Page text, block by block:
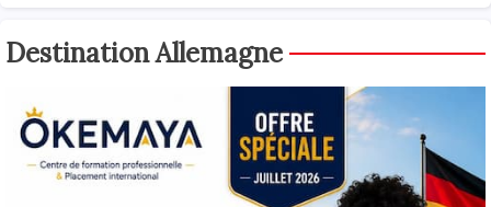
Destination Allemagne